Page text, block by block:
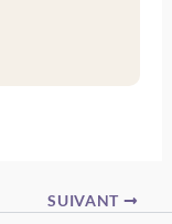
SUIVANT